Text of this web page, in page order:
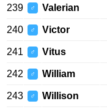
239 ♂ Valerian
240 ♂ Victor
241 ♂ Vitus
242 ♂ William
243 ♂ Willison